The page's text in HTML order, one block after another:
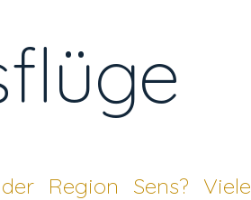
Region Sens? Viele